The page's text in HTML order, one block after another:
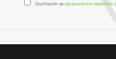
Souhlasím se zpracováním osobních